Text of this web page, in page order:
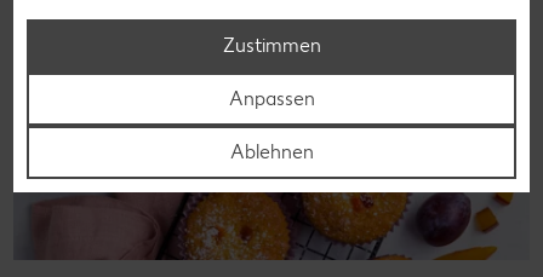
Zustimmen
Anpassen
Ablehnen